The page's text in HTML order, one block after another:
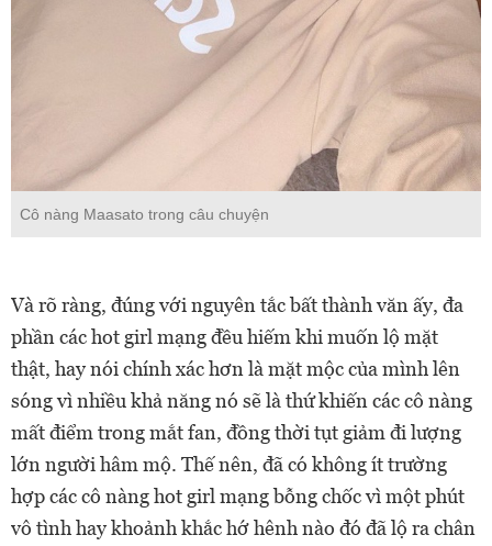
Cô nàng Maasato trong câu chuyện
Và rõ ràng, đúng với nguyên tắc bất thành văn ấy, đa
phần các hot girl mạng đều hiếm khi muốn lộ mặt
thật, hay nói chính xác hơn là mặt mộc của mình lên
sóng vì nhiều khả năng nó sẽ là thứ khiến các cô nàng
mất điểm trong mắt fan, đồng thời tụt giảm đi lượng
lớn người hâm mộ. Thế nên, đã có không ít trường
hợp các cô nàng hot girl mạng bỗng chốc vì một phút
vô tình hay khoảnh khắc hớ hênh nào đó đã lộ ra chân